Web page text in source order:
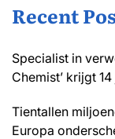
Recent
Specialist in
Chemist’ krijgt
Tientallen
Europa